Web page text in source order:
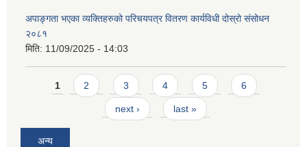
अपाङ्गता भएका व्यक्तिहरुको परिचयपत्र वितरण कार्यविधी दोस्रो संसोधन
२०८१
मिति: 11/09/2025 - 14:03
Pages
1 2 3 4 5 6
next › last »
अन्य